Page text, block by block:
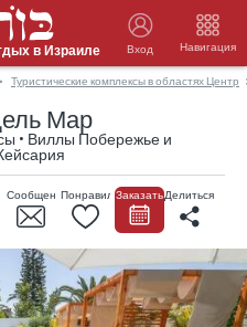
в Израиле Вход Навигация
Туристические комплексы в областях Центр
Мар
• Виллы Побережье и
Делиться
СообщениеПонравилосьЗаказать